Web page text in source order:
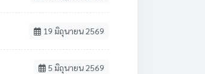
19 มิถุนายน 2569
5 มิถุนายน 2569